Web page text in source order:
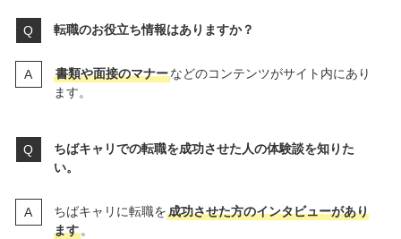
転職のお役立ち情報はありますか？
書類や面接のマナーなどのコンテンツがサイト内にあり
ます。
ちばキャリでの転職を成功させた人の体験談を知りた
い。
ちばキャリに転職を成功させた方のインタビューがあり
ます。